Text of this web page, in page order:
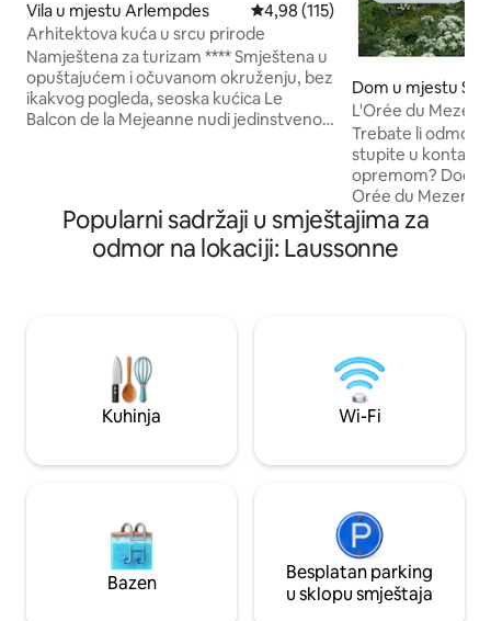
Vila u mjestu Arlempdes Prosječna ocjena: 4,98 od 5,
4,98 (115)
Arhitektova kuća u srcu prirode
Namještena za turizam **** Smještena u
opuštajućem i očuvanom okruženju, bez
ikakvog pogleda, seoska kućica Le
Balcon de la Mejeanne nudi jedinstveno
panoramske terase s vrtnim
namještajem, terena za petanque,
jacuzzija na drva, viseće mreže, prostora
Dom u mjestu
L'Orée du
*Pogled*Wi-Fi
Trebate li odmor
stupite u kontakt
opremom?
Orée du Mezenc,
s nordijskim
cijenu i privatno u prirodnoj atmosferi, za
miran odmor u
uključen (vlakna)
UKLJUČENA i
Uključena su dva
Popularni sadržaji u smještajima za
odmor na lokaciji: Laussonne
Kuhinja Wi-Fi
Bazen
Besplatan parking
u sklopu smještaja